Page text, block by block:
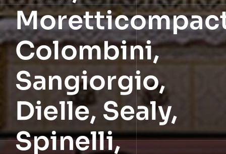
Colombini,
Sangiorgio,
Dielle, Sealy,
Spinelli,